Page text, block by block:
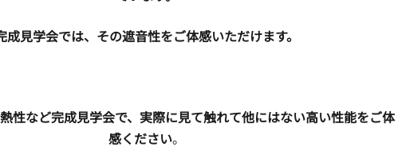
成見学会では、その遮音性をご体感いただけます。
性など完成見学会で、実際に見て触れて他にはない高い性能をご体
感ください。